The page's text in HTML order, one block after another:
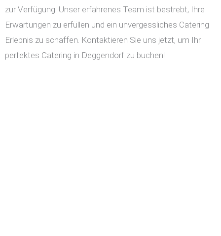
zur Verfügung. Unser erfahrenes Team ist bestrebt, Ihre
Erwartungen zu erfüllen und ein unvergessliches Catering
Erlebnis zu schaffen. Kontaktieren Sie uns jetzt, um Ihr
perfektes Catering in Deggendorf zu buchen!